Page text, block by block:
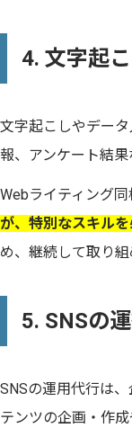
4. 文字起
文字起こしやデー
報、アンケート結果
Webライティング
が、特別なスキル
め、継続して取り
5. SNSの
SNSの運用代行は
テンツの企画・作